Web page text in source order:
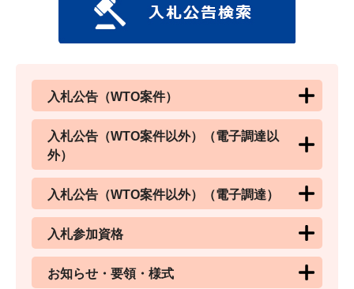
入札公告（WTO案件）
入札公告（WTO案件以外）（電子調達以
外）
入札公告（WTO案件以外）（電子調達）
入札参加資格
お知らせ・要領・様式